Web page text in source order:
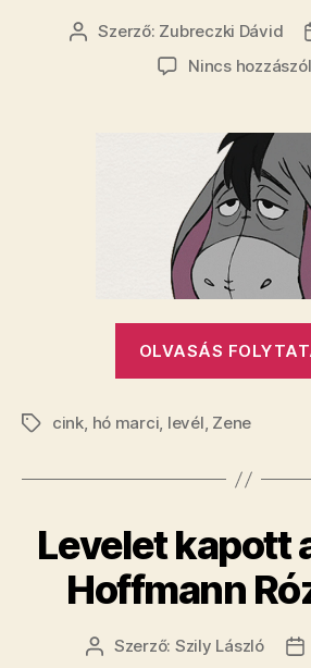
Bejegyzés
Szerző: Zubreczki Dávid
Nincs
OLVASÁS
Címkék
cink, hó marci, levél, Zene
Levelet kapott
Hoffmann
Bejegyzés
Szerző: Szily László